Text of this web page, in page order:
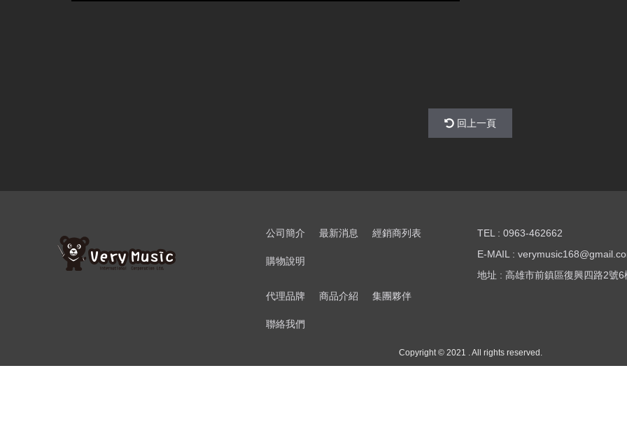
回上一頁
公司簡介 最新消息 經銷商列表
購物說明
代理品牌 商品介紹 集團夥伴
聯絡我們
TEL : 0963-462662
E-MAIL :
地址 : 高雄市前鎮區復興四路2號6
Copyright © 2021 . All rights reserved.